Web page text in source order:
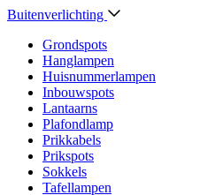
Buitenverlichting
Grondspots
Hanglampen
Huisnummerlampen
Inbouwspots
Lantaarns
Plafondlamp
Prikkabels
Prikspots
Sokkels
Tafellampen